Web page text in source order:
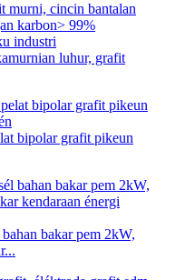
luhur, grafit
bipolar grafit pikeun
bakar pem 2kW,